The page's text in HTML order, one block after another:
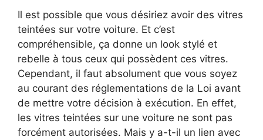
Il est possible que vous désiriez avoir des vitres
teintées sur votre voiture. Et c’est
compréhensible, ça donne un look stylé et
rebelle à tous ceux qui possèdent ces vitres.
Cependant, il faut absolument que vous soyez
au courant des réglementations de la Loi avant
de mettre votre décision à exécution. En effet,
les vitres teintées sur une voiture ne sont pas
forcément autorisées. Mais y a-t-il un lien avec